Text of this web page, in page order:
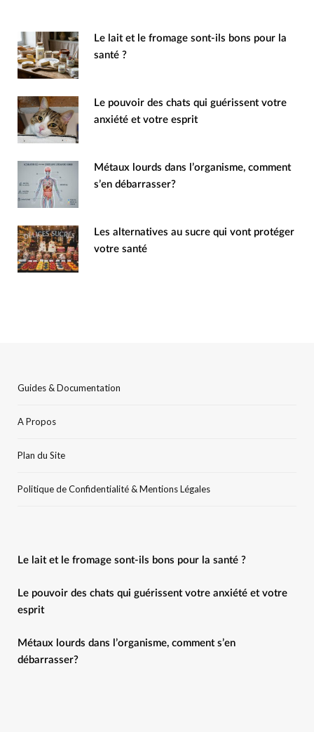
Le lait et le fromage sont-ils bons pour la
santé ?
Le pouvoir des chats qui guérissent votre
anxiété et votre esprit
Métaux lourds dans l’organisme, comment
s’en débarrasser?
Les alternatives au sucre qui vont protéger
votre santé
Guides & Documentation
A Propos
Plan du Site
Politique de Confidentialité & Mentions Légales
Le lait et le fromage sont-ils bons pour la santé ?
Le pouvoir des chats qui guérissent votre anxiété et votre
esprit
Métaux lourds dans l’organisme, comment s’en
débarrasser?